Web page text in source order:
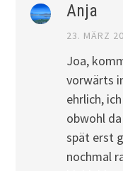
Anja
23. MÄRZ
Joa,
vorwärts
ehrlich,
obwohl
spät erst
nochmal